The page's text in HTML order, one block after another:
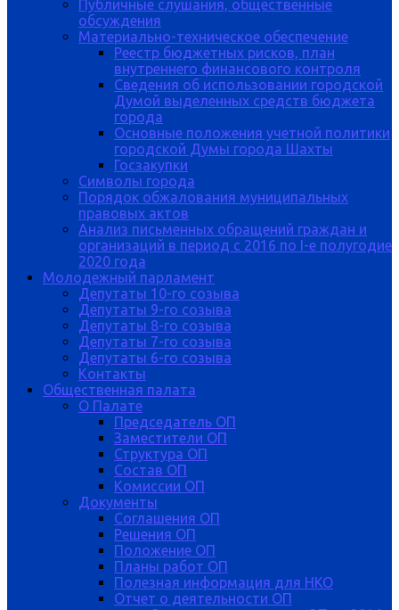
Публичные слушания, общественные
обсуждения
Материально-техническое обеспечение
Реестр бюджетных рисков, план
внутреннего финансового контроля
Сведения об использовании городской
Думой выделенных средств бюджета
города
Основные положения учетной политики
городской Думы города Шахты
Госзакупки
Символы города
Порядок обжалования муниципальных
правовых актов
Анализ письменных обращений граждан и
организаций в период с 2016 по I-е полугодие
2020 года
Молодежный парламент
Депутаты 10-го созыва
Депутаты 9-го созыва
Депутаты 8-го созыва
Депутаты 7-го созыва
Депутаты 6-го созыва
Контакты
Общественная палата
О Палате
Председатель ОП
Заместители ОП
Структура ОП
Состав ОП
Комиссии ОП
Документы
Соглашения ОП
Решения ОП
Положение ОП
Планы работ ОП
Полезная информация для НКО
Отчет о деятельности ОП